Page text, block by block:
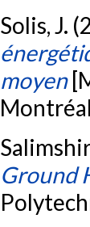
Solis, J.
moyen
Ground